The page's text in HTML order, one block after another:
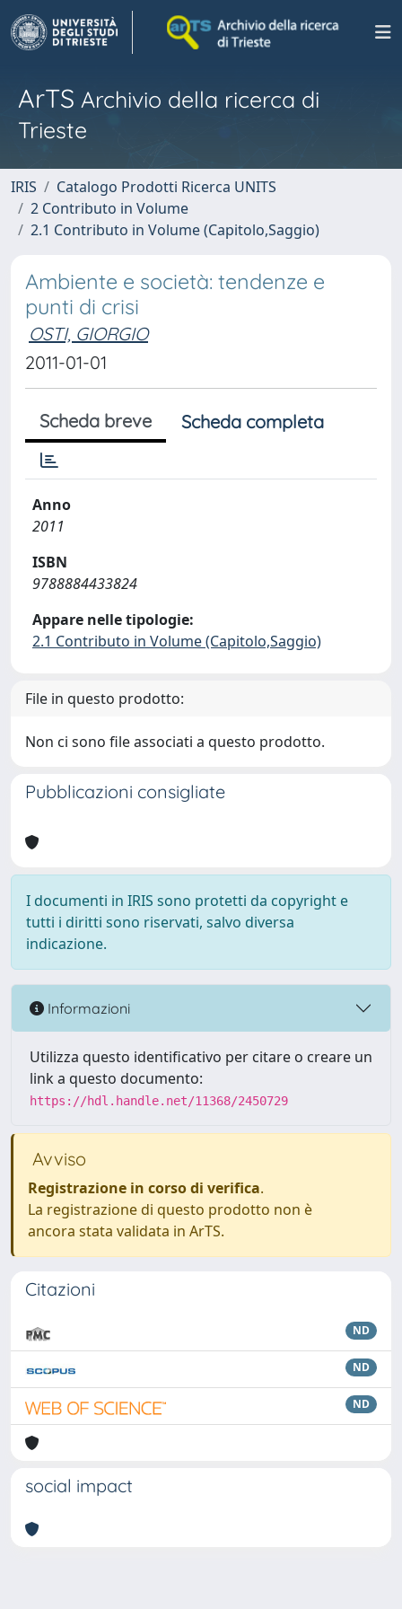
ArTS Archivio della ricerca di
Trieste
IRIS
Catalogo Prodotti Ricerca UNITS
2 Contributo in Volume
2.1 Contributo in Volume (Capitolo,Saggio)
Ambiente e società: tendenze e
punti di crisi
OSTI, GIORGIO
2011-01-01
Scheda breve Scheda completa
Anno
2011
ISBN
9788884433824
Appare nelle tipologie:
2.1 Contributo in Volume (Capitolo,Saggio)
File in questo prodotto:
Non ci sono file associati a questo prodotto.
Pubblicazioni consigliate
I documenti in IRIS sono protetti da copyright e
tutti i diritti sono riservati, salvo diversa
indicazione.
Informazioni
Utilizza questo identificativo per citare o creare un
link a questo documento:
https://hdl.handle.net/11368/2450729
Avviso
Registrazione in corso di verifica.
La registrazione di questo prodotto non è
ancora stata validata in ArTS.
Citazioni
ND
ND
ND
social impact